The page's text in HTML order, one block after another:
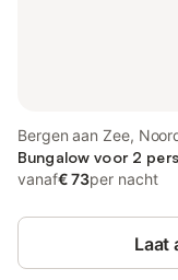
Bergen aan Zee,
Kust van de Noordzee
Bungalow voor 2
vanaf€ 73per nacht
Laat